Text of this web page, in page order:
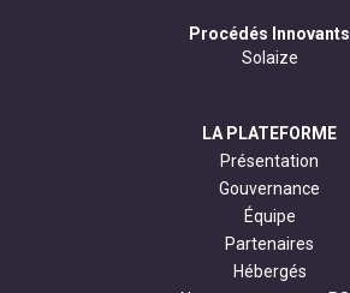
Procédés Innovants
Solaize
LA PLATEFORME
Présentation
Gouvernance
Équipe
Partenaires
Hébergés